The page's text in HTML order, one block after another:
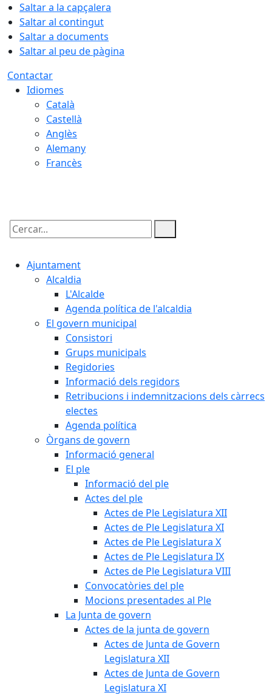
Saltar a la capçalera
Saltar al contingut
Saltar a documents
Saltar al peu de pàgina
Contactar
Idiomes
Català
Castellà
Anglès
Alemany
Francès
Cercar:
Ajuntament
Alcaldia
L'Alcalde
Agenda política de l'alcaldia
El govern municipal
Consistori
Grups municipals
Regidories
Informació dels regidors
Retribucions i indemnitzacions dels càrrecs
electes
Agenda política
Òrgans de govern
Informació general
El ple
Informació del ple
Actes del ple
Actes de Ple Legislatura XII
Actes de Ple Legislatura XI
Actes de Ple Legislatura X
Actes de Ple Legislatura IX
Actes de Ple Legislatura VIII
Convocatòries del ple
Mocions presentades al Ple
La Junta de govern
Actes de la junta de govern
Actes de Junta de Govern
Legislatura XII
Actes de Junta de Govern
Legislatura XI